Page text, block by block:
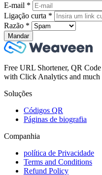
E-mail *
Ligação curta *
Razão *
Mandar
Free URL Shortener, QR
with Click Analytics and much
Soluções
Códigos QR
Páginas de biografia
Companhia
política de Privacidade
Terms and Conditions
Refund Policy